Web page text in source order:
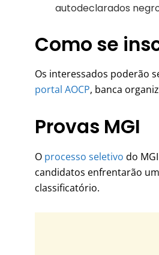
autodeclarados
Como se
Os interessados poderão
portal AOCP, banca
Provas MGI
O processo seletivo do
candidatos enfrentarão
classificatório.